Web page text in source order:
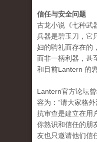
信任与安全问题
古龙小说《七种武
兵器是碧玉刀，它
妇的聘礼而存在的
而非一柄利器，甚
和目前Lantern 的
Lantern官方论坛
容为：“请大家格
抗审查是建立在用
你熟识和信任的朋
友也只邀请他们信